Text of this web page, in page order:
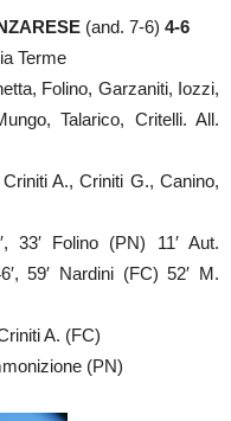
(and. 7-6) 4-6
Terme
Folino, Garzaniti, Iozzi,
Talarico, Critelli. All.
A., Criniti G., Canino,
33′ Folino (PN) 11′ Aut.
59′ Nardini (FC) 52′ M.
A. (FC)
(PN)